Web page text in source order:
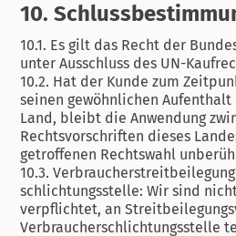
10.
10.1. Es gilt das Recht der
unter Ausschluss des UN-
10.2. Hat der Kunde zum
seinen gewöhnlichen
Land, bleibt die Anwendung
Rechtsvorschriften dieses
getroffenen Rechtswahl
10.3.
schlichtungs­stelle: Wir sind
verpflichtet, an
Verbraucherschlichtungsstelle